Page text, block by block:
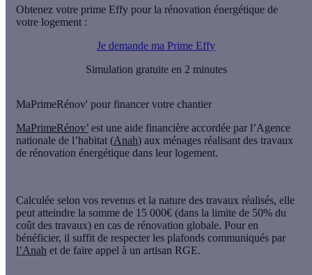
Obtenez votre prime Effy pour la rénovation énergétique de
votre logement :
Je demande ma Prime Effy
Simulation gratuite en 2 minutes
MaPrimeRénov' pour financer votre chantier
MaPrimeRénov’ est une aide financière accordée par l’Agence
nationale de l’habitat (Anah) aux ménages réalisant des travaux
de rénovation énergétique dans leur logement.
Calculée selon vos revenus et la nature des travaux réalisés, elle
peut atteindre la somme de 15 000€ (dans la limite de 50% du
coût des travaux) en cas de rénovation globale. Pour en
bénéficier, il suffit de respecter les plafonds communiqués par
l’Anah et de faire appel à un artisan RGE.